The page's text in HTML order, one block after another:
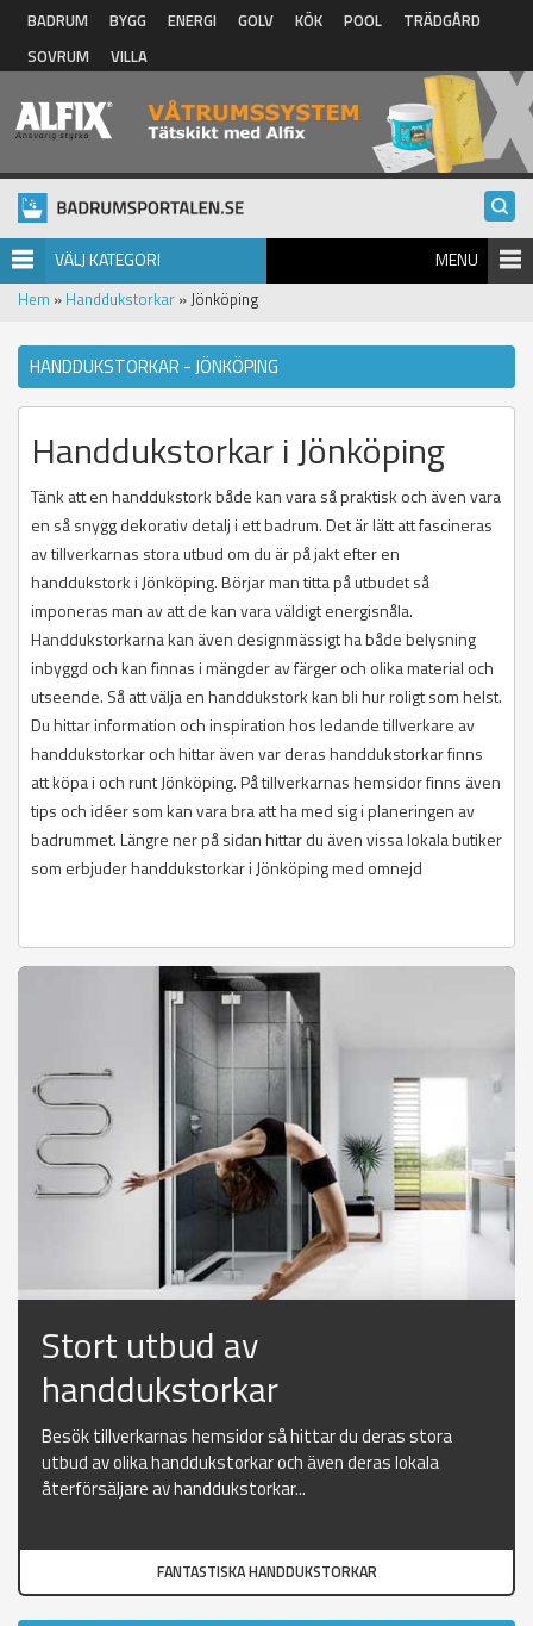
Hoppa till huvudinnehåll
BADRUM BYGG ENERGI GOLV KÖK POOL
TRÄDGÅRD
SOVRUM
VILLA
VÄLJ KATEGORI MENU
Hem » Handdukstorkar » Jönköping
HANDDUKSTORKAR - JÖNKÖPING
Handdukstorkar i Jönköping
Tänk att en handdukstork både kan vara så praktisk och även vara
en så snygg dekorativ detalj i ett badrum. Det är lätt att fascineras
av tillverkarnas stora utbud om du är på jakt efter en
handdukstork i Jönköping. Börjar man titta på utbudet så
imponeras man av att de kan vara väldigt energisnåla.
Handdukstorkarna kan även designmässigt ha både belysning
inbyggd och kan finnas i mängder av färger och olika material och
utseende. Så att välja en handdukstork kan bli hur roligt som helst.
Du hittar information och inspiration hos ledande tillverkare av
handdukstorkar och hittar även var deras handdukstorkar finns
att köpa i och runt Jönköping. På tillverkarnas hemsidor finns även
tips och idéer som kan vara bra att ha med sig i planeringen av
badrummet. Längre ner på sidan hittar du även vissa lokala butiker
som erbjuder handdukstorkar i Jönköping med omnejd
Stort utbud av
handdukstorkar
Besök tillverkarnas hemsidor så hittar du deras stora
utbud av olika handdukstorkar och även deras lokala
återförsäljare av handdukstorkar...
FANTASTISKA HANDDUKSTORKAR